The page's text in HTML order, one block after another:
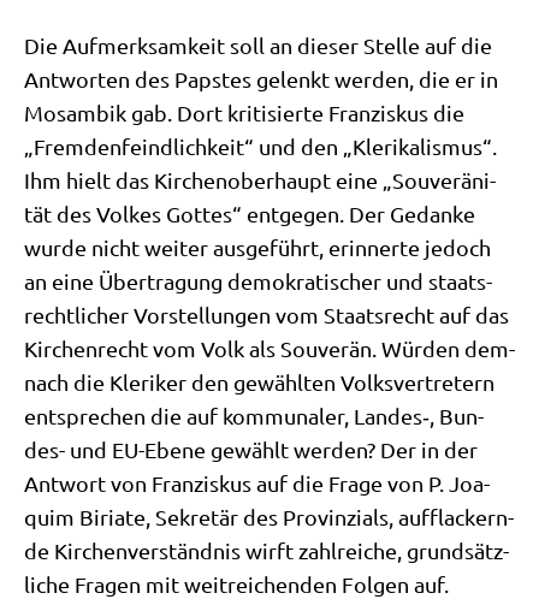
Die Auf­merk­sam­keit soll an die­ser Stel­le auf die
Ant­wor­ten des Pap­stes gelenkt wer­den, die er in
Mosam­bik gab. Dort kri­ti­sier­te Fran­zis­kus die
„Frem­den­feind­lich­keit“ und den „Kle­ri­ka­lis­mus“.
Ihm hielt das Kir­chen­ober­haupt eine „Sou­ve­rä­ni­
tät des Vol­kes Got­tes“ ent­ge­gen. Der Gedan­ke
wur­de nicht wei­ter aus­ge­führt, erin­ner­te jedoch
an eine Über­tra­gung demo­kra­ti­scher und staats­
recht­li­cher Vor­stel­lun­gen vom Staats­recht auf das
Kir­chen­recht vom Volk als Sou­ve­rän. Wür­den dem­
nach die Kle­ri­ker den gewähl­ten Volks­ver­tre­tern
ent­spre­chen die auf kom­mu­na­ler, Landes‑, Bun­
des- und EU-Ebe­ne gewählt wer­den? Der in der
Ant­wort von Fran­zis­kus auf die Fra­ge von P. Joa­
quim Biria­te, Sekre­tär des Pro­vin­zi­als, auf­flackern­
de Kir­chen­ver­ständ­nis wirft zahl­rei­che, grund­sätz­
li­che Fra­gen mit weit­rei­chen­den Fol­gen auf.